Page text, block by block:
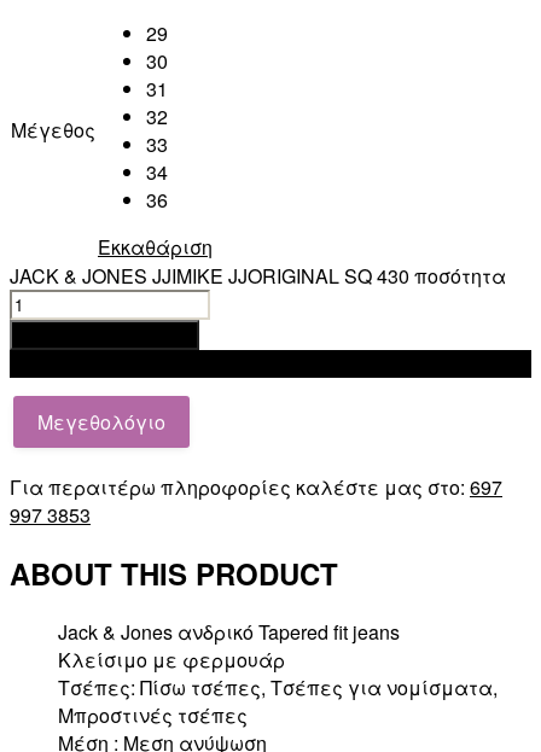
Μέγεθος
29
30
31
32
33
34
36
Εκκαθάριση
JACK & JONES JJIMIKE JJORIGINAL SQ 430 ποσότητα
Μεγεθολόγιο
Για περαιτέρω πληροφορίες καλέστε μας στο: 697
997 3853
ABOUT THIS PRODUCT
Jack & Jones ανδρικό Tapered fit jeans
Κλείσιμο με φερμουάρ
Τσέπες: Πίσω τσέπες, Τσέπες για νομίσματα,
Μπροστινές τσέπες
Μέση : Μεση ανύψωση